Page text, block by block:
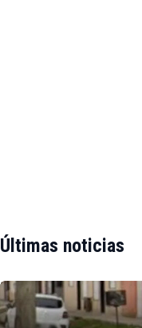
Últimas noticias